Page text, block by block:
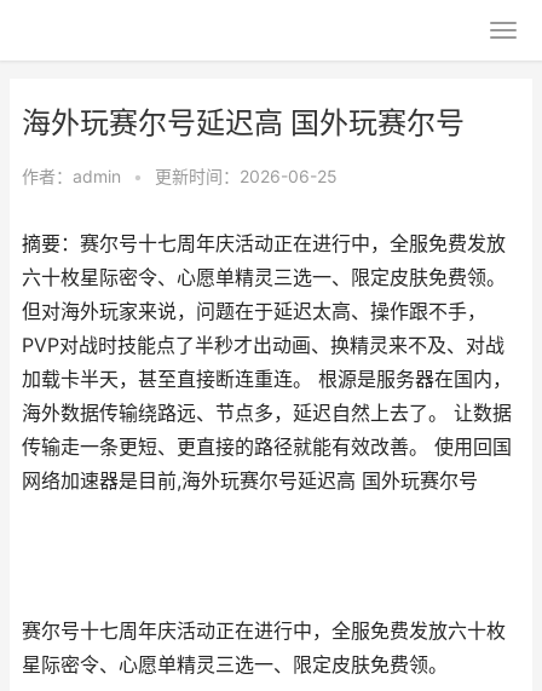
海外玩赛尔号延迟高 国外玩赛尔号
作者： admin • 更新时间：2026-06-25
摘要：赛尔号十七周年庆活动正在进行中，全服免费发放
六十枚星际密令、心愿单精灵三选一、限定皮肤免费领。
但对海外玩家来说，问题在于延迟太高、操作跟不手，
PVP对战时技能点了半秒才出动画、换精灵来不及、对战
加载卡半天，甚至直接断连重连。 根源是服务器在国内，
海外数据传输绕路远、节点多，延迟自然上去了。 让数据
传输走一条更短、更直接的路径就能有效改善。 使用回国
网络加速器是目前,海外玩赛尔号延迟高 国外玩赛尔号
赛尔号十七周年庆活动正在进行中，全服免费发放六十枚
星际密令、心愿单精灵三选一、限定皮肤免费领。